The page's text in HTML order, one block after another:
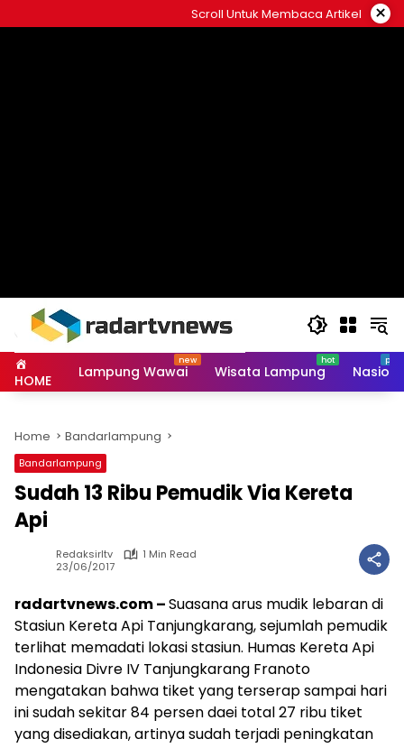
to
Scroll Untuk Membaca Artikel ×
HOME Lampung Wawai Wisata Lampung
Home Bandarlampung
Bandarlampung
Sudah 13 Ribu Pemudik Via Kereta
Api
Redaksirltv
1 Min Read
23/06/2017
radartvnews.com –Suasana arus mudik lebaran di
Stasiun Kereta Api Tanjungkarang, sejumlah pemudik
terlihat memadati lokasi stasiun. Humas Kereta Api
Indonesia Divre IV Tanjungkarang Franoto
mengatakan bahwa tiket yang terserap sampai hari
ini sudah sekitar 84 persen daei total 27 ribu tiket
yang disediakan, artinya sudah terjadi peningkatan